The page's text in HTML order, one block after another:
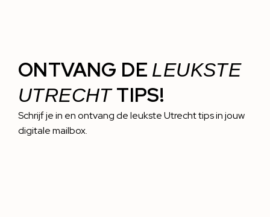
ONTVANG DE LEUKSTE
UTRECHTTIPS!
Schrijf je in en ontvang de leukste Utrecht tips in jouw
digitale mailbox.